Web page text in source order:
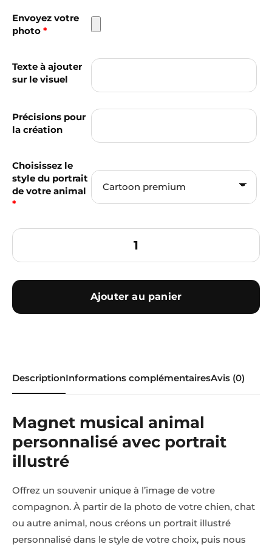
Envoyez votre
photo *
Texte à ajouter
sur le visuel
Précisions pour
la création
Choisissez le
style du portrait
de votre animal
*
Ajouter au panier
DescriptionInformations complémentairesAvis (0)
Magnet musical animal
personnalisé avec portrait
illustré
Offrez un souvenir unique à l’image de votre
compagnon. À partir de la photo de votre chien, chat
ou autre animal, nous créons un portrait illustré
personnalisé dans le style de votre choix, puis nous